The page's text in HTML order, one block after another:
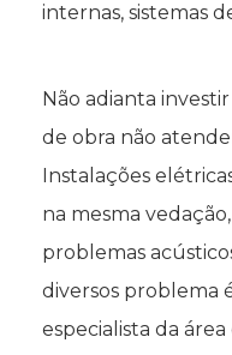
internas, sistemas
Não adianta
de obra não
Instalações
na mesma
problemas
diversos problema
especialista da